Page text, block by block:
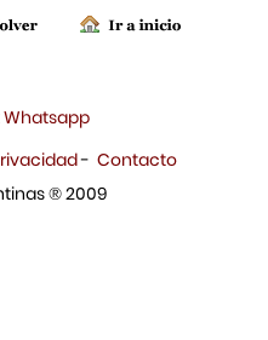
- Contacto
® 2009